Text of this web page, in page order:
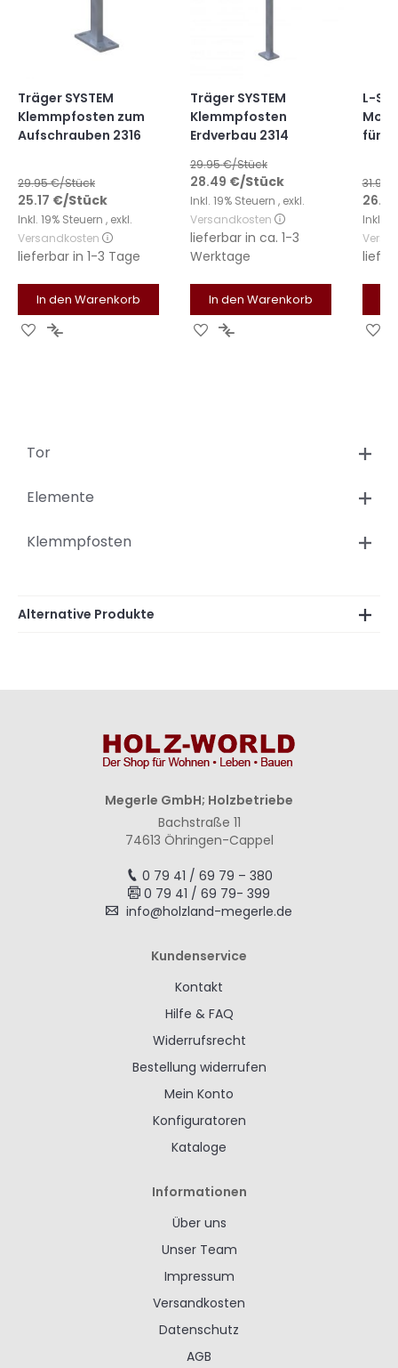
Träger SYSTEM
Klemmpfosten zum
Aufschrauben 2316
29.95€/Stück
25.17 €/Stück
Inkl. 19% Steuern , exkl.
Versandkosten
lieferbar in 1-3 Tage
In den Warenkorb
Zur Zur
Träger SYSTEM
Klemmpfosten
Erdverbau 2314
29.95€/Stück
28.49 €/Stück
Inkl. 19% Steuern , exkl.
Versandkosten
lieferbar in ca. 1-3
Werktage
In den Warenkorb
Zur Zur
L-
für
31.95
26.89
Inkl.
Tor
Elemente
Klemmpfosten
Alternative Produkte
Megerle GmbH; Holzbetriebe
Bachstraße 11
74613 Öhringen-Cappel
0 79 41 / 69 79 – 380
0 79 41 / 69 79- 399
info@holzland-megerle.de
Kundenservice
Kontakt
Hilfe & FAQ
Widerrufsrecht
Bestellung widerrufen
Mein Konto
Konfiguratoren
Kataloge
Informationen
Über uns
Unser Team
Impressum
Versandkosten
Datenschutz
AGB